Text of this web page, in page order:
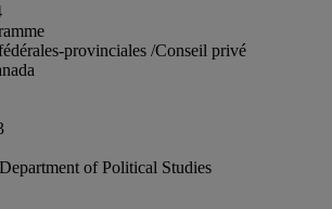
provinciales /Conseil privé
of Political Studies